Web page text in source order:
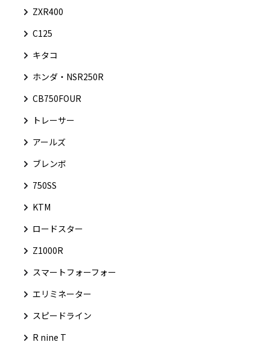
ZXR400
C125
キタコ
ホンダ・NSR250R
CB750FOUR
トレーサー
アールズ
ブレンボ
750SS
KTM
ロードスター
Z1000R
スマートフォーフォー
エリミネーター
スピードライン
R nine T